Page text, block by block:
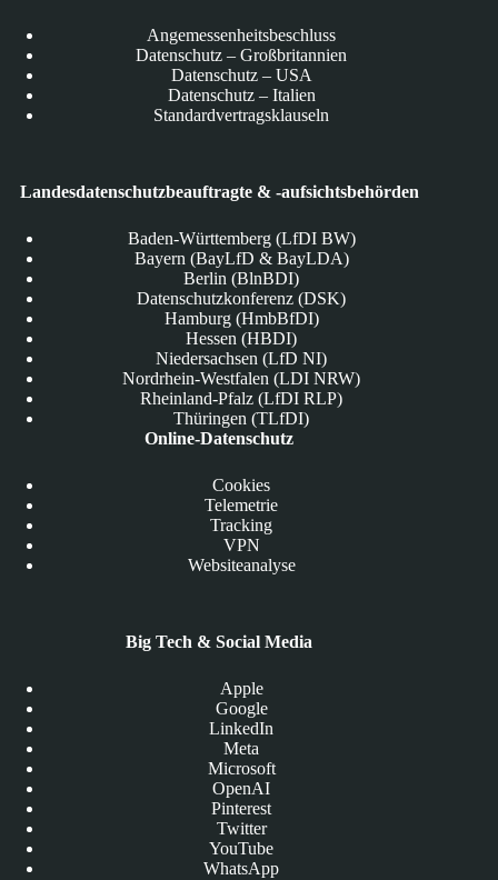
Angemessenheitsbeschluss
Datenschutz – Großbritannien
Datenschutz – USA
Datenschutz – Italien
Standardvertragsklauseln
Landesdatenschutzbeauftragte & -aufsichtsbehörden
Baden-Württemberg (LfDI BW)
Bayern (BayLfD & BayLDA)
Berlin (BlnBDI)
Datenschutzkonferenz (DSK)
Hamburg (HmbBfDI)
Hessen (HBDI)
Niedersachsen (LfD NI)
Nordrhein-Westfalen (LDI NRW)
Rheinland-Pfalz (LfDI RLP)
Thüringen (TLfDI)
Online-Datenschutz
Cookies
Telemetrie
Tracking
VPN
Websiteanalyse
Big Tech & Social Media
Apple
Google
LinkedIn
Meta
Microsoft
OpenAI
Pinterest
Twitter
YouTube
WhatsApp